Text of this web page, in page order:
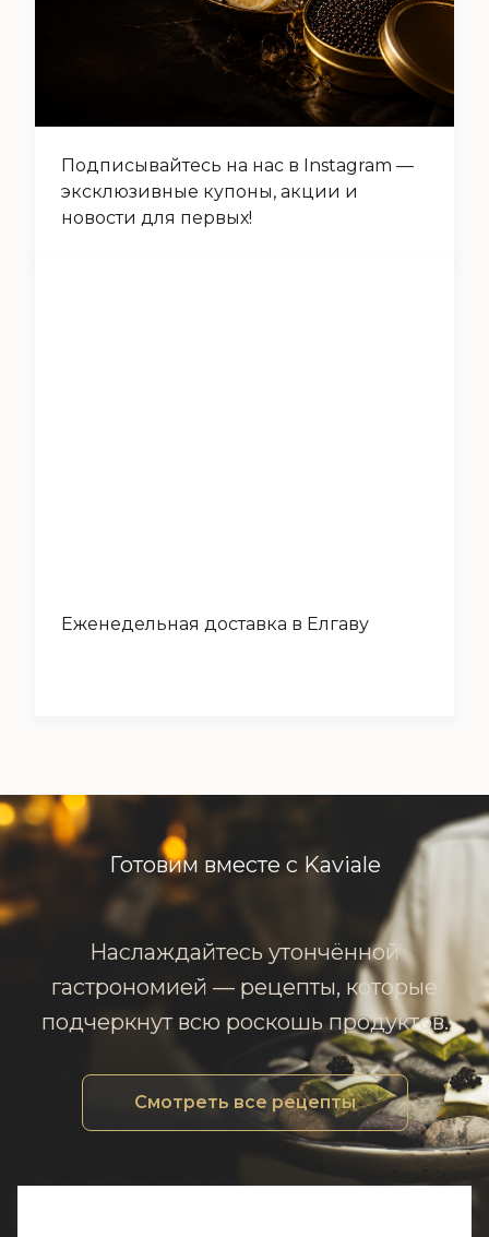
Подписывайтесь на нас в Instagram —
эксклюзивные купоны, акции и
новости для первых!
Еженедельная доставка в Елгаву
Готовим вместе с Kaviale
Наслаждайтесь утончённой
гастрономией — рецепты, которые
подчеркнут всю роскошь продуктов.
Смотреть все рецепты